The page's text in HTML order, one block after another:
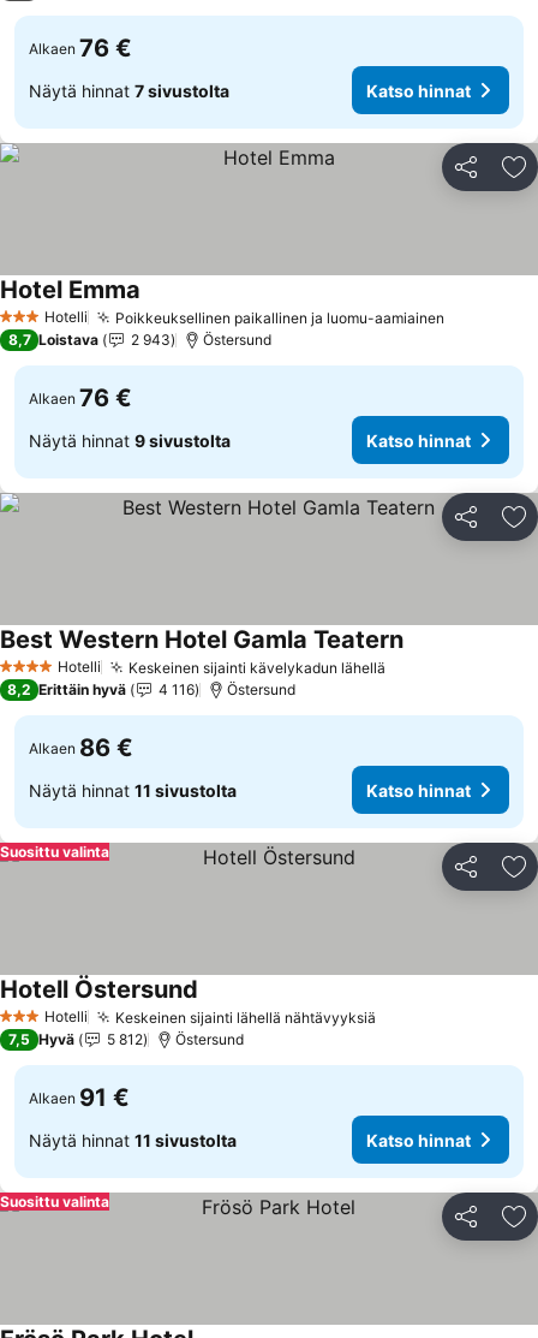
Alkaen 76 €
Näytä hinnat 7 sivustolta Katso hinnat
Jaa
3 Tähtiluokitus
Hotelli Poikkeuksellinen paikallinen ja luomu-aamiainen
Hotel Emma
8,7 Loistava 2 943 Östersund
Alkaen 76 €
Näytä hinnat 9 sivustolta Katso hinnat
Jaa
4 Tähtiluokitus
Hotelli Keskeinen sijainti kävelykadun lähellä
Best Western Hotel Gamla TeaternKatso hinnat
8,2 Erittäin hyvä 4 116 Östersund
Alkaen 86 €
Näytä hinnat 11 sivustolta Katso hinnat
Jaa
Suosittu valinta
3 Tähtiluokitus
Hotelli Keskeinen sijainti lähellä nähtävyyksiä
Hotell Östersund
7,5 Hyvä 5 812 Östersund
Alkaen 91 €
Näytä hinnat 11 sivustolta Katso hinnat
Jaa
Suosittu valinta